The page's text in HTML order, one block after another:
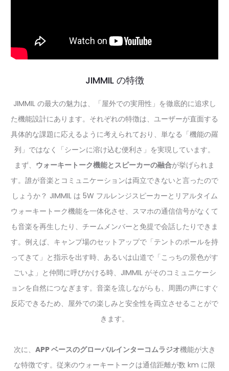
JIMMIL の特徴
JIMMIL の最大の魅力は、「屋外での実用性」を徹底的に追求し
た機能設計にあります。それぞれの特徴は、ユーザーが直面する
具体的な課題に応えるように考えられており、単なる「機能の羅
列」ではなく「シーンに溶け込む便利さ」を実現しています。
まず、 ウォーキートーク機能とスピーカーの融合が挙げられま
す。誰が音楽とコミュニケーションは両立できないと言ったので
しょうか？ JIMMIL は 5W フルレンジスピーカーとリアルタイム
ウォーキートーク機能を一体化させ、スマホの通信信号がなくて
も音楽を再生したり、チームメンバーと免提で会話したりできま
す。例えば、キャンプ場のセットアップで「テントのポールを持
ってきて」と指示を出す時、あるいは山道で「こっちの景色がす
ごいよ」と仲間に呼びかける時、JIMMIL がそのコミュニケーシ
ョンを自然につなぎます。音楽を流しながらも、周囲の声にすぐ
反応できるため、屋外での楽しみと安全性を両立させることがで
きます。
次に、 APP ベースのグローバルインターコムラジオ機能が大き
な特徴です。従来のウォーキートークは通信距離が数 km に限